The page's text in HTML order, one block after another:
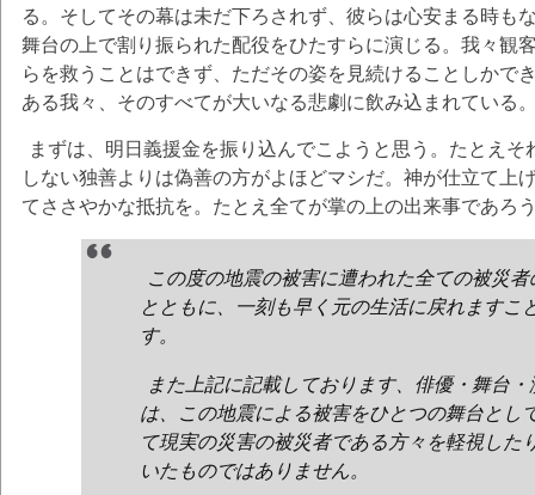
る。そしてその幕は未だ下ろされず、彼らは心安まる時も
舞台の上で割り振られた配役をひたすらに演じる。我々観
らを救うことはできず、ただその姿を見続けることしかで
ある我々、そのすべてが大いなる悲劇に飲み込まれている
まずは、明日義援金を振り込んでこようと思う。たとえ
しない独善よりは偽善の方がよほどマシだ。神が仕立て上
てささやかな抵抗を。たとえ全てが掌の上の出来事であろ
この度の地震の被害に遭われた全ての被災
とともに、一刻も早く元の生活に戻れますこ
す。
また上記に記載しております、俳優・舞台
は、この地震による被害をひとつの舞台とし
て現実の災害の被災者である方々を軽視した
いたものではありません。